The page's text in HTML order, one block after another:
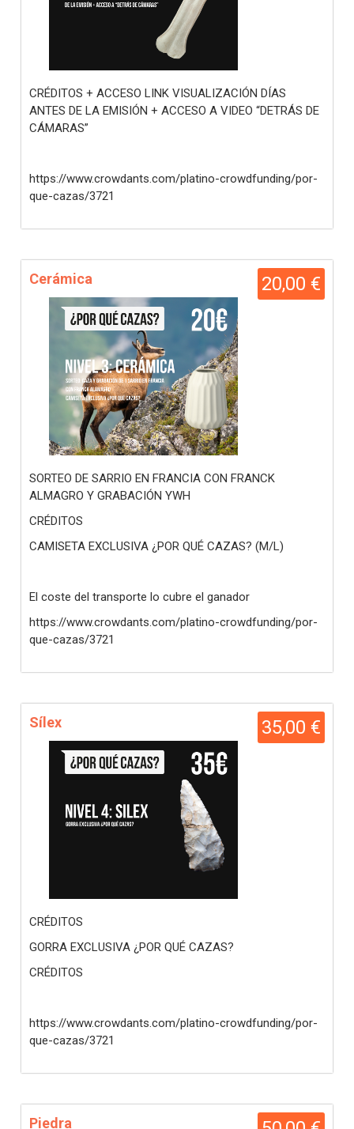
CRÉDITOS + ACCESO LINK VISUALIZACIÓN DÍAS
ANTES DE LA EMISIÓN + ACCESO A VIDEO “DETRÁS DE
CÁMARAS”
https://www.crowdants.com/platino-crowdfunding/por-
que-cazas/3721
20,00 €
Cerámica
SORTEO DE SARRIO EN FRANCIA CON FRANCK
ALMAGRO Y GRABACIÓN YWH
CRÉDITOS
CAMISETA EXCLUSIVA ¿POR QUÉ CAZAS? (M/L)
El coste del transporte lo cubre el ganador
https://www.crowdants.com/platino-crowdfunding/por-
que-cazas/3721
35,00 €
Sílex
CRÉDITOS
GORRA EXCLUSIVA ¿POR QUÉ CAZAS?
CRÉDITOS
https://www.crowdants.com/platino-crowdfunding/por-
que-cazas/3721
Piedra